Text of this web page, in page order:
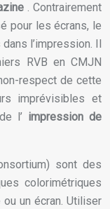
. Contrairement
pour les écrans, le
l’impression. Il
RVB en CMJN
respect de cette
imprévisibles et
l’ impression de
sont des
colorimétriques
ou un écran. Utiliser